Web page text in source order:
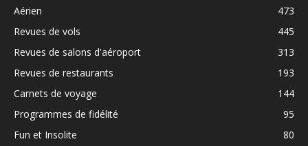
Aérien
473
Revues de vols
445
Revues de salons d'aéroport
313
Revues de restaurants
193
Carnets de voyage
144
Programmes de fidélité
95
Fun et Insolite
80